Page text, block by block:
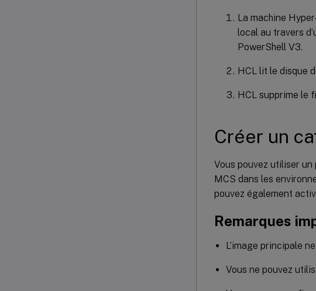
La machine
local au travers
PowerShell V3.
HCL lit le disque
HCL supprime le
Créer un
Vous pouvez utiliser
MCS dans les
pouvez également
Remarques
L’image principale
Vous ne pouvez